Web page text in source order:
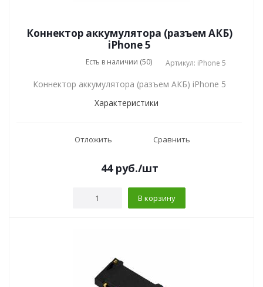
Коннектор аккумулятора (разъем АКБ)
iPhone 5
Есть в наличии (50) Артикул: iPhone 5
Коннектор аккумулятора (разъем АКБ) iPhone 5
Характеристики
Отложить Сравнить
44руб./шт
В корзину